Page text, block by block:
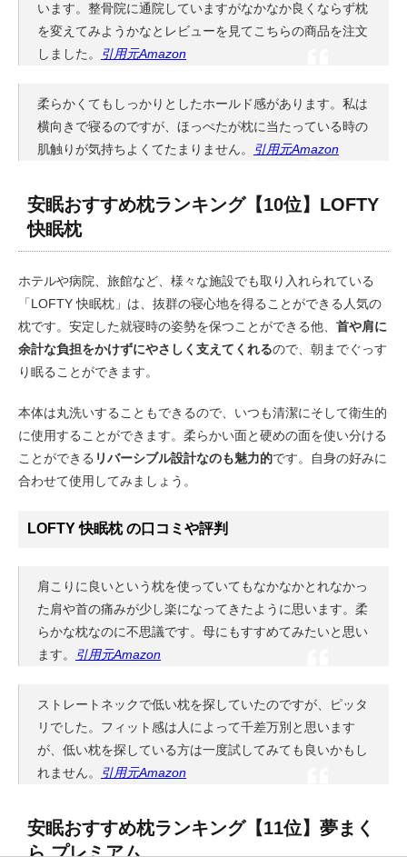
います。整骨院に通院していますがなかなか良くならず枕
を変えてみようかなとレビューを見てこちらの商品を注文
しました。
引用元Amazon
柔らかくてもしっかりとしたホールド感があります。私は
横向きで寝るのですが、ほっぺたが枕に当たっている時の
肌触りが気持ちよくてたまりません。
引用元Amazon
安眠おすすめ枕ランキング【10位】LOFTY
快眠枕
ホテルや病院、旅館など、様々な施設でも取り入れられている
「LOFTY 快眠枕」は、抜群の寝心地を得ることができる人気の
枕です。安定した就寝時の姿勢を保つことができる他、 首や肩に
余計な負担をかけずにやさしく支えてくれるので、朝までぐっす
り眠ることができます。
本体は丸洗いすることもできるので、いつも清潔にそして衛生的
に使用することができます。柔らかい面と硬めの面を使い分ける
ことができる リバーシブル設計なのも魅力的です。自身の好みに
合わせて使用してみましょう。
LOFTY 快眠枕 の口コミや評判
肩こりに良いという枕を使っていてもなかなかとれなかっ
た肩や首の痛みが少し楽になってきたように思います。柔
らかな枕なのに不思議です。母にもすすめてみたいと思い
ます。
引用元Amazon
ストレートネックで低い枕を探していたのですが、ピッタ
リでした。フィット感は人によって千差万別と思います
が、低い枕を探している方は一度試してみても良いかもし
れません。
引用元Amazon
安眠おすすめ枕ランキング【11位】夢まく
ら プレミアム